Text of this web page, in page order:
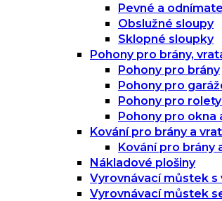
Pevné a
Obslužné sloupy
Sklopné sloupky
Pohony pro brány,
Pohony pro brány
Pohony pro
Pohony pro
Pohony pro okna
Kování pro brány a
Kování pro brány
Nákladové plošiny
Vyrovnávací můstek s
Vyrovnávací můstek